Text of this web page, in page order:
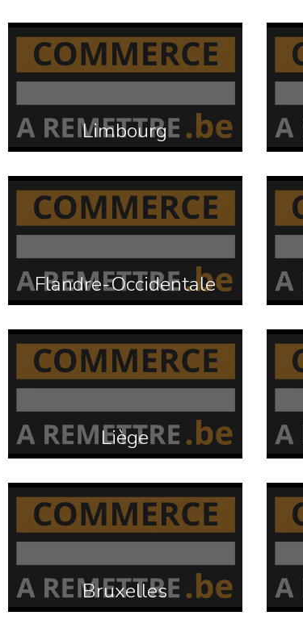
Limbourg
Flandre-Occidentale
Liège
Bruxelles